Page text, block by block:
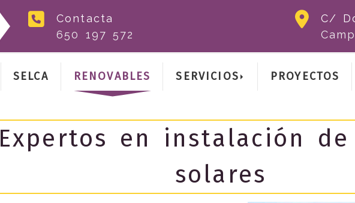
Contacta
650 197 572
C/
SELCA RENOVABLES SERVICIOS PROYECTOS
Expertos en instalación
solares